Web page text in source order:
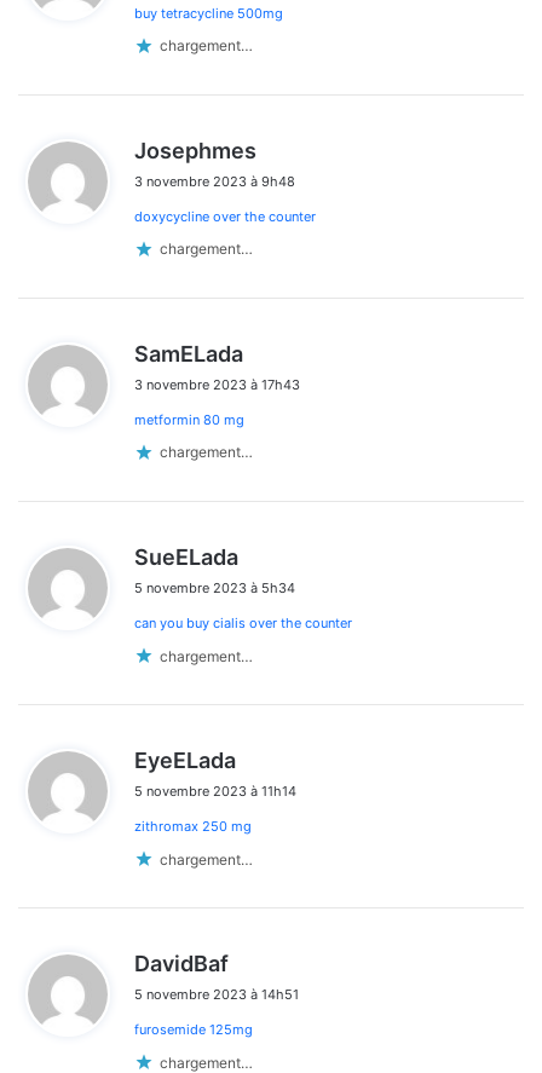
buy tetracycline 500mg
chargement…
Josephmes
t
3 novembre 2023 à 9h48
doxycycline over the counter
chargement…
SamELada
t
3 novembre 2023 à 17h43
metformin 80 mg
chargement…
SueELada
t
5 novembre 2023 à 5h34
can you buy cialis over the counter
chargement…
EyeELada
t
5 novembre 2023 à 11h14
zithromax 250 mg
chargement…
DavidBaf
t
5 novembre 2023 à 14h51
furosemide 125mg
chargement…